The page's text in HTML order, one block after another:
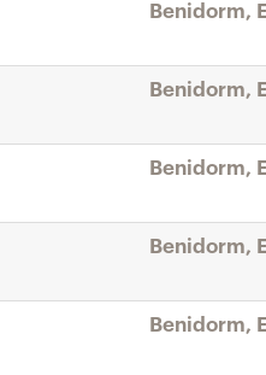
Benidorm,
Benidorm,
Benidorm,
Benidorm,
Benidorm,